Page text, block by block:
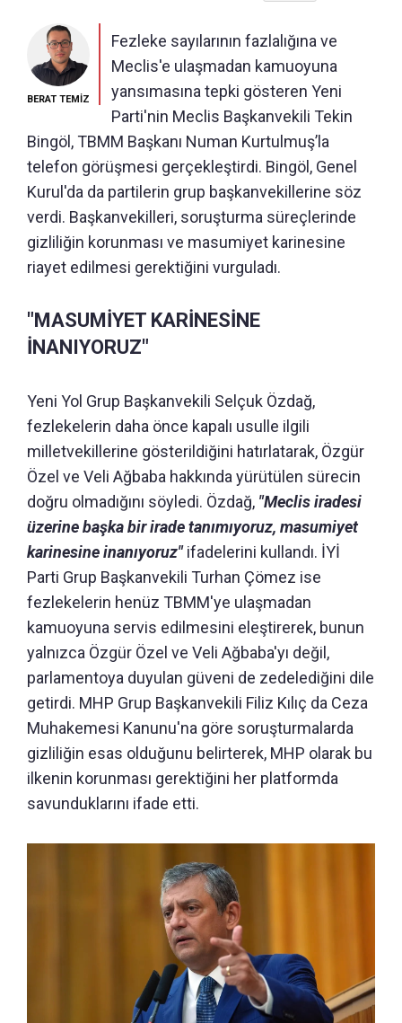
BERAT TEMİZ
Fezleke sayılarının fazlalığına ve
Meclis'e ulaşmadan kamuoyuna
yansımasına tepki gösteren Yeni
Parti'nin Meclis Başkanvekili Tekin
Bingöl, TBMM Başkanı Numan Kurtulmuş’la
telefon görüşmesi gerçekleştirdi. Bingöl, Genel
Kurul'da da partilerin grup başkanvekillerine söz
verdi. Başkanvekilleri, soruşturma süreçlerinde
gizliliğin korunması ve masumiyet karinesine
riayet edilmesi gerektiğini vurguladı.
"MASUMİYET KARİNESİNE
İNANIYORUZ"
Yeni Yol Grup Başkanvekili Selçuk Özdağ,
fezlekelerin daha önce kapalı usulle ilgili
milletvekillerine gösterildiğini hatırlatarak, Özgür
Özel ve Veli Ağbaba hakkında yürütülen sürecin
doğru olmadığını söyledi. Özdağ, "Meclis iradesi
üzerine başka bir irade tanımıyoruz, masumiyet
karinesine inanıyoruz"ifadelerini kullandı. İYİ
Parti Grup Başkanvekili Turhan Çömez ise
fezlekelerin henüz TBMM'ye ulaşmadan
kamuoyuna servis edilmesini eleştirerek, bunun
yalnızca Özgür Özel ve Veli Ağbaba'yı değil,
parlamentoya duyulan güveni de zedelediğini dile
getirdi. MHP Grup Başkanvekili Filiz Kılıç da Ceza
Muhakemesi Kanunu'na göre soruşturmalarda
gizliliğin esas olduğunu belirterek, MHP olarak bu
ilkenin korunması gerektiğini her platformda
savunduklarını ifade etti.